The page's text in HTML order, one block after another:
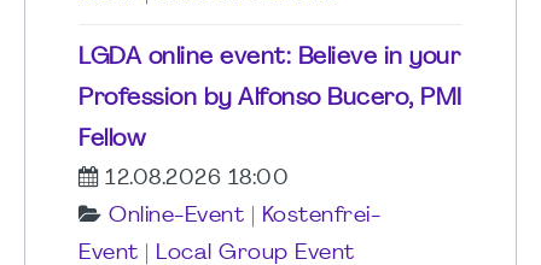
LGDA online event: Believe in your
Profession by Alfonso Bucero, PMI
Fellow
12.08.2026 18:00
Online-Event
Kostenfrei-
Event
Local Group Event